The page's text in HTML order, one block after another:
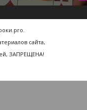
сайта,
ЗАПРЕЩЕНА!